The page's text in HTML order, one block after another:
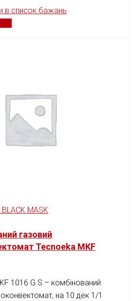
в список бажань
MASK
газовий
Tecnoeka MKF
1016 G S – комбінований
на 10 дек 1/1